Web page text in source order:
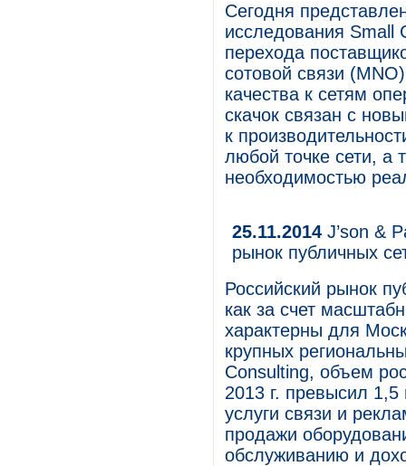
Сегодня
исследования Small
перехода
сотовой связи
качества к сетям
скачок связан с
к
любой точке сети, а
необходимостью
25.11.2014 J’son &
рынок публичных
Российский рынок
как за счет
характерны для
крупных
Consulting, объем
2013 г. превысил
услуги связи и
продажи
обслуживанию и